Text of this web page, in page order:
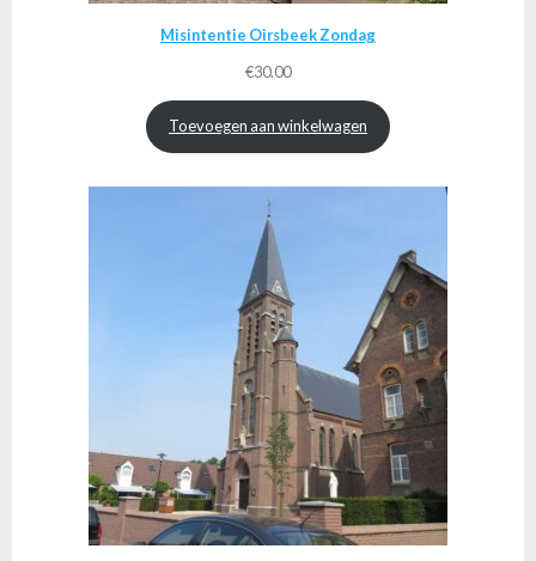
Misintentie Oirsbeek Zondag
€30.00
Toevoegen aan winkelwagen